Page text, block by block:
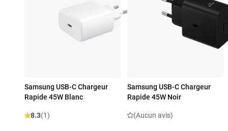
Samsung USB-C Chargeur
Rapide 45W Blanc
8.3(1)
Samsung USB-C Chargeur
Rapide 45W Noir
(Aucun avis)